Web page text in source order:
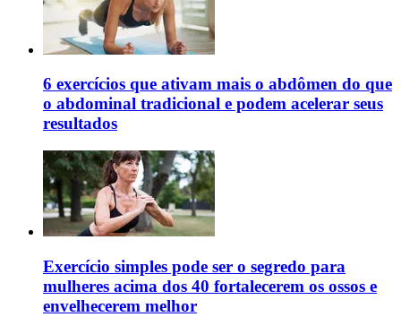
6 exercícios que ativam mais o abdômen do que
o abdominal tradicional e podem acelerar seus
resultados
Exercício simples pode ser o segredo para
mulheres acima dos 40 fortalecerem os ossos e
envelhecerem melhor